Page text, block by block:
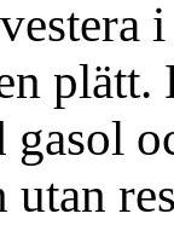
plätt.
utan